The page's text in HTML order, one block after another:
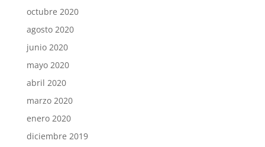
octubre 2020
agosto 2020
junio 2020
mayo 2020
abril 2020
marzo 2020
enero 2020
diciembre 2019